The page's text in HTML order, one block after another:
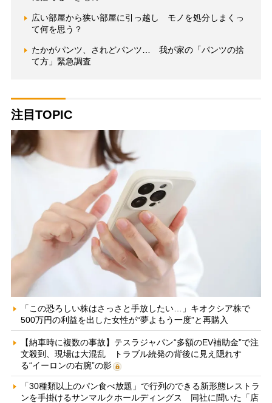
広い部屋から狭い部屋に引っ越し モノを処分しまくっ
て何を思う？
たかがパンツ、されどパンツ… 我が家の「パンツの捨
て方」緊急調査
注目TOPIC
「この恐ろしい株はさっさと手放したい…」キオクシア株で
500万円の利益を出した女性が“夢よもう一度”と再購入
【納車時に複数の事故】テスラジャパン“多額のEV補助金”で注
文殺到、現場は大混乱 トラブル続発の背後に見え隠れす
る“イーロンの右腕”の影
「30種類以上のパン食べ放題」で行列のできる新形態レストラ
ンを手掛けるサンマルクホールディングス 同社に聞いた「店